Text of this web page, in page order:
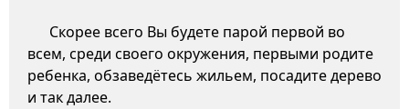
Скорее всего Вы будете парой первой во
всем, среди своего окружения, первыми родите
ребенка, обзаведётесь жильем, посадите дерево
и так далее.